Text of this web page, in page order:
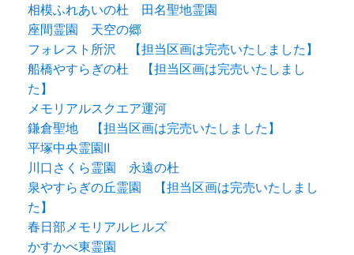
相模ふれあいの杜 田名聖地霊園
座間霊園 天空の郷
フォレスト所沢 【担当区画は完売いたしました】
船橋やすらぎの杜 【担当区画は完売いたしまし
た】
メモリアルスクエア運河
鎌倉聖地 【担当区画は完売いたしました】
平塚中央霊園Ⅱ
川口さくら霊園 永遠の杜
泉やすらぎの丘霊園 【担当区画は完売いたしまし
た】
春日部メモリアルヒルズ
かすかべ東霊園